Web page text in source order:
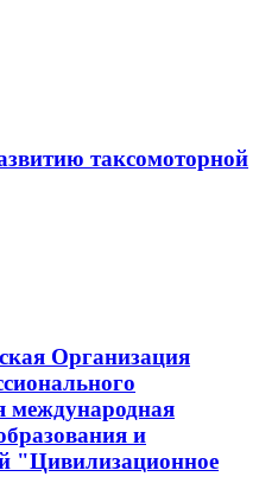
таксомоторной
Организация
международная
и
"Цивилизационное